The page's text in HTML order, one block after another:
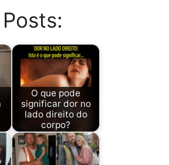
O que pode
significar dor no
lado direito do
corpo?